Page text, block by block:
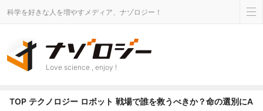
科学を好きな人を増やすメディア、ナゾロジー！
Love science , enjoy !
TOP テクノロジー ロボット 戦場で誰を救うべきか？命の選別にAI